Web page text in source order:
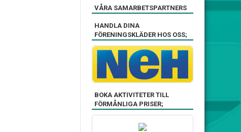
VÅRA SAMARBETSPARTNERS
HANDLA DINA
FÖRENINGSKLÄDER HOS OSS;
BOKA AKTIVITETER TILL
FÖRMÅNLIGA PRISER;